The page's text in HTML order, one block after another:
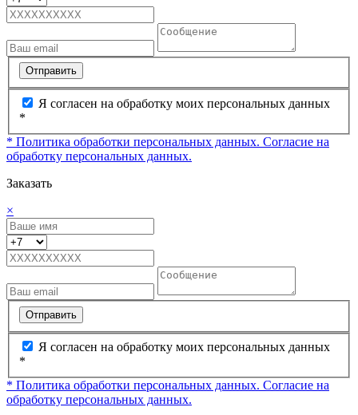
Отправить
Я согласен на обработку моих персональных данных
*
* Политика обработки персональных данных. Согласие на
обработку персональных данных.
Заказать
×
Отправить
Я согласен на обработку моих персональных данных
*
* Политика обработки персональных данных. Согласие на
обработку персональных данных.